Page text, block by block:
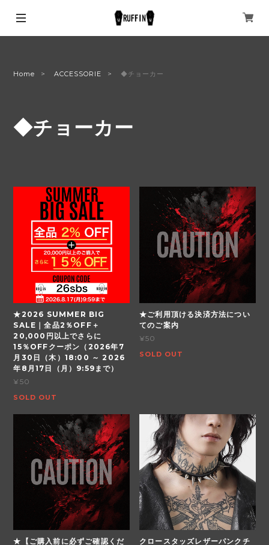
Home ACCESSORIE ◆チョーカー
◆チョーカー
★2026 SUMMER BIG
SALE｜全品2％OFF＋
20,000円以上でさらに
15％OFFクーポン（2026年7
月30日（木）18:00 ～ 2026
年8月17日（月）9:59まで）
¥50
SOLD OUT
★ご利用頂ける決済方法につい
てのご案内
¥50
SOLD OUT
★【ご購入前に必ずご確認くだ
クロースタッズレザーパンクチ